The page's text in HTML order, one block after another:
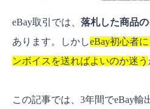
eBay取引では、 落札した商品
あります。しかしeBay初心者
ンボイスを送ればよいのか迷う
この記事では、3年間でeBay輸